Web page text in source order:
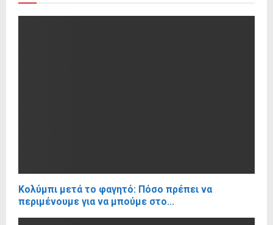
Κολύμπι μετά το φαγητό: Πόσο πρέπει να
περιμένουμε για να μπούμε στο...